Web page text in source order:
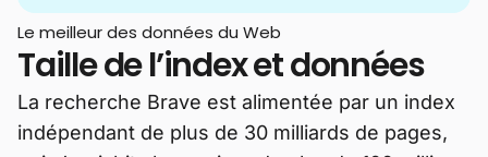
Le meilleur des données du Web
Taille de l’index et données
La recherche Brave est alimentée par un index
indépendant de plus de 30 milliards de pages,